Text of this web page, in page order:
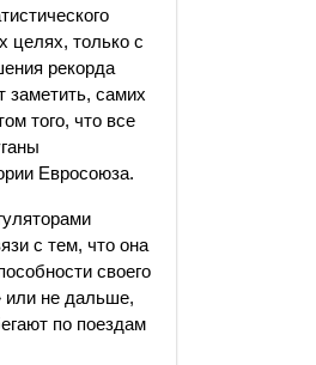
целях, только с
рекорда
заметить, самих
того, что все
Евросоюза.
с тем, что она
своего
или не дальше,
по поездам